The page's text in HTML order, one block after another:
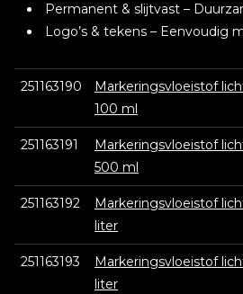
Permanent & slijtvast –
Logo’s & tekens – Eenvoudig
251163190
Markeringsvloeistof
100 ml
251163191
Markeringsvloeistof
500 ml
251163192
Markeringsvloeistof
liter
251163193
Markeringsvloeistof
liter